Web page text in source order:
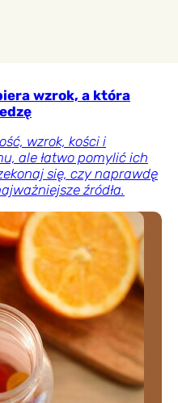
wzrok, a która
wzrok, kości i
ale łatwo pomylić ich
się, czy naprawdę
źródła.